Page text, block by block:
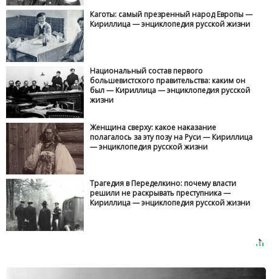
Каготы: самый презренный народ Европы —
Кириллица — энциклопедия русской жизни
Национальный состав первого
большевистского правительства: каким он
был — Кириллица — энциклопедия русской
жизни
Женщина сверху: какое наказание
полагалось за эту позу на Руси — Кириллица
— энциклопедия русской жизни
Трагедия в Переделкино: почему власти
решили не раскрывать преступника —
Кириллица — энциклопедия русской жизни